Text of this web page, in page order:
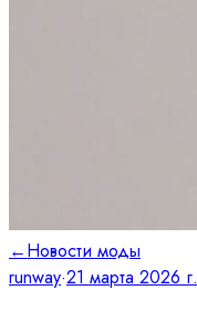
←Новости моды
runway·21 марта 2026 г.